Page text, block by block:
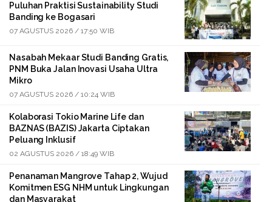
Puluhan Praktisi Sustainability Studi
Banding ke Bogasari
07 AGUSTUS 2026 / 17:50 WIB
Nasabah Mekaar Studi Banding Gratis,
PNM Buka Jalan Inovasi Usaha Ultra
Mikro
07 AGUSTUS 2026 / 10:24 WIB
Kolaborasi Tokio Marine Life dan
BAZNAS (BAZIS) Jakarta Ciptakan
Peluang Inklusif
02 AGUSTUS 2026 / 18:49 WIB
Penanaman Mangrove Tahap 2, Wujud
Komitmen ESG NHM untuk Lingkungan
dan Masyarakat